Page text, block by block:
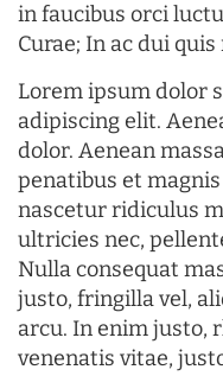
in faucibus orci
Curae; In ac dui
Lorem ipsum dolor
adipiscing elit.
dolor. Aenean
penatibus et
nascetur ridiculus
ultricies nec,
Nulla consequat
justo, fringilla vel,
arcu. In enim justo,
venenatis vitae,